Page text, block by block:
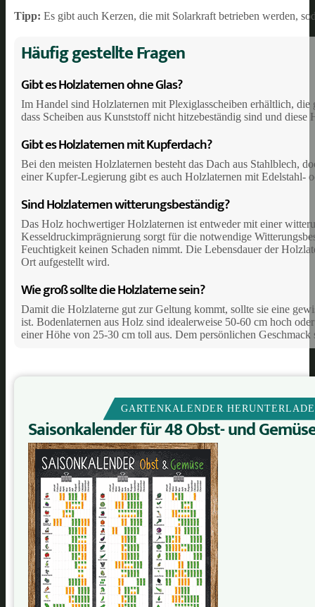
Tipp: Es gibt auch Kerzen, die mit Solarkraft betrieben werden,
Häufig gestellte Fragen
Gibt es Holzlaternen ohne Glas?
Im Handel sind Holzlaternen mit Plexiglasscheiben erhältlich,
dass Scheiben aus Kunststoff nicht hitzebeständig sind und
Gibt es Holzlaternen mit Kupferdach?
Bei den meisten Holzlaternen besteht das Dach aus Stahlblech,
einer Kupfer-Legierung gibt es auch Holzlaternen mit Edelstahl-
Sind Holzlaternen witterungsbeständig?
Das Holz hochwertiger Holzlaternen ist entweder mit einer
Kesseldruckimprägnierung sorgt für die notwendige
Feuchtigkeit keinen Schaden nimmt. Die Lebensdauer der
Ort aufgestellt wird.
Wie groß sollte die Holzlaterne sein?
Damit die Holzlaterne gut zur Geltung kommt, sollte sie eine
ist. Bodenlaternen aus Holz sind idealerweise 50-60 cm hoch
einer Höhe von 25-30 cm toll aus. Dem persönlichen
GARTENKALENDER
Saisonkalender für 48 Obst- und